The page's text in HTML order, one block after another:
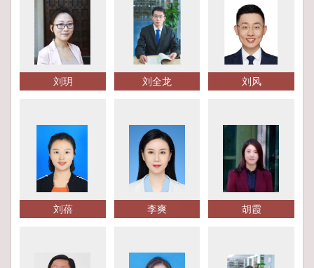
刘玥 刘全龙 刘风
刘蓓 李爽 胡霞